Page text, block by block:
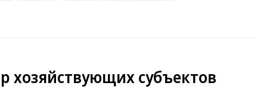
хозяйствующих субъектов